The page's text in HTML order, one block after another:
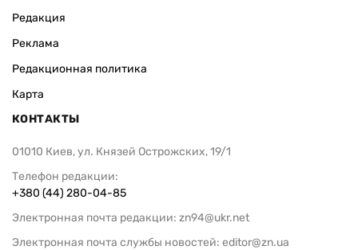
Редакция
Реклама
Редакционная политика
Карта
КОНТАКТЫ
01010 Киев, ул. Князей Острожских, 19/1
Телефон редакции:
+380 (44) 280-04-85
Электронная почта редакции: zn94@ukr.net
Электронная почта службы новостей: editor@zn.ua